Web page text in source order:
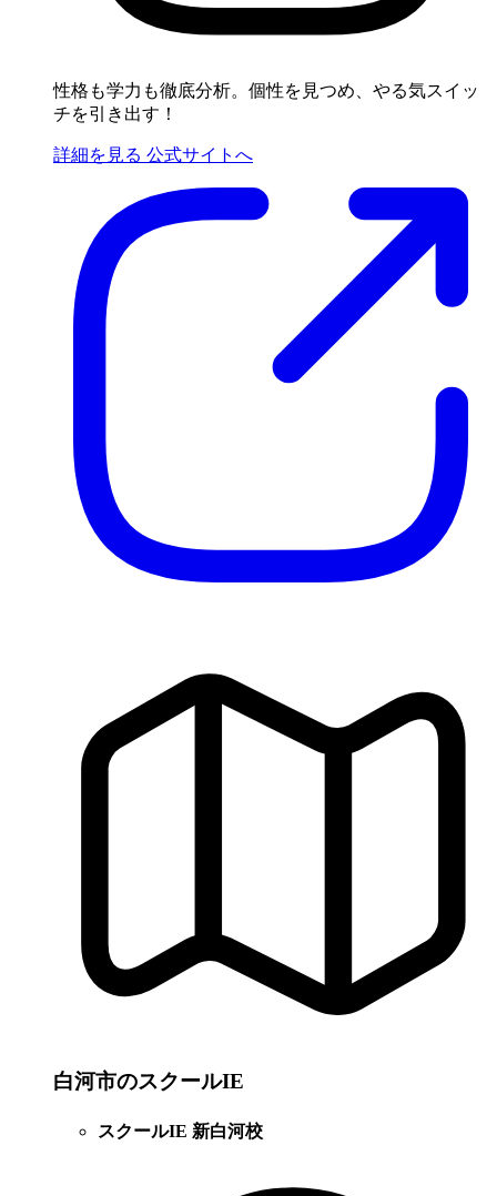
性格も学力も徹底分析。個性を見つめ、やる気スイッ
チを引き出す！
詳細を見る 公式サイトへ
白河市のスクールIE
スクールIE 新白河校